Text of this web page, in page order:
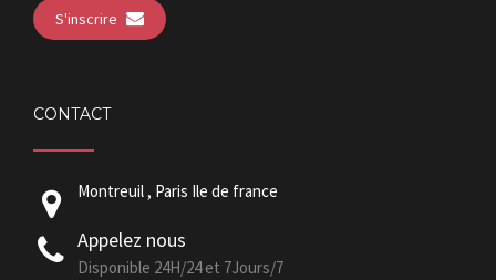
S'inscrire
CONTACT
Montreuil , Paris Ile de france
Appelez nous
Disponible 24H/24 et 7Jours/7